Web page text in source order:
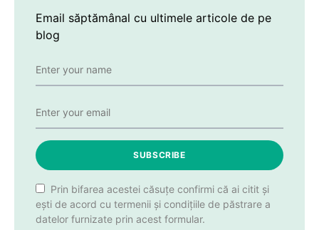
Email săptămânal cu ultimele articole de pe
blog
SUBSCRIBE
Prin bifarea acestei căsuțe confirmi că ai citit și
ești de acord cu termenii și condițiile de păstrare a
datelor furnizate prin acest formular.